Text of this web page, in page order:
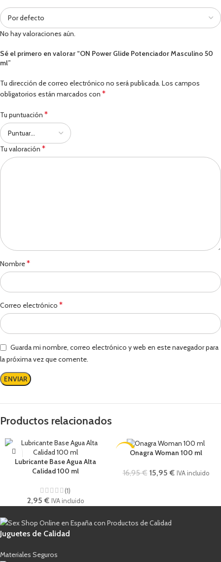
No hay valoraciones aún.
Sé el primero en valorar “ON Power Glide Potenciador Masculino 50
ml”
Tu dirección de correo electrónico no será publicada. Los campos
obligatorios están marcados con *
Tu puntuación *
Tu valoración *
Nombre*
Correo electrónico *
Guarda mi nombre, correo electrónico y web en este navegador para
la próxima vez que comente.
Productos relacionados
Lubricante Base Agua Alta
Calidad 100 ml
(1)
2,95€ IVA incluido
Onagra Woman 100 ml
16,95€ 15,95€ IVA incluido
Juguetes de Calidad
Materiales Seguros